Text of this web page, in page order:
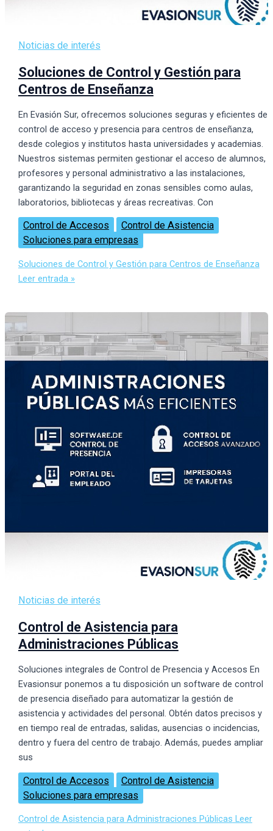
Noticias de interés
Soluciones de Control y Gestión para
Centros de Enseñanza
En Evasión Sur, ofrecemos soluciones seguras y eficientes de
control de acceso y presencia para centros de enseñanza,
desde colegios y institutos hasta universidades y academias.
Nuestros sistemas permiten gestionar el acceso de alumnos,
profesores y personal administrativo a las instalaciones,
garantizando la seguridad en zonas sensibles como aulas,
laboratorios, bibliotecas y áreas recreativas. Con
Control de Accesos
Control de Asistencia
Soluciones para empresas
Soluciones de Control y Gestión para Centros de Enseñanza
Leer entrada »
Noticias de interés
Control de Asistencia para
Administraciones Públicas
Soluciones integrales de Control de Presencia y Accesos En
Evasionsur ponemos a tu disposición un software de control
de presencia diseñado para automatizar la gestión de
asistencia y actividades del personal. Obtén datos precisos y
en tiempo real de entradas, salidas, ausencias o incidencias,
dentro y fuera del centro de trabajo. Además, puedes ampliar
sus
Control de Accesos
Control de Asistencia
Soluciones para empresas
Control de Asistencia para Administraciones Públicas Leer